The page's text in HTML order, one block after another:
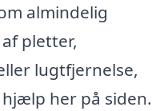
almindelig
pletter,
lugtfjernelse,
her på siden.